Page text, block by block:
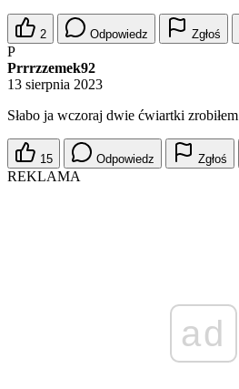
2 Odpowiedz Zgłoś
P
Prrrzzemek92
13 sierpnia 2023
Słabo ja wczoraj dwie ćwiartki zrobiłem
15 Odpowiedz Zgłoś
REKLAMA
ad